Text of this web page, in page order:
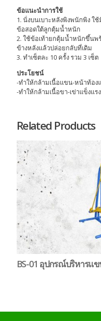
ข้อแนะนำการใช้
1. นั่งบนเบาะหลังพิงพนักพิง ใ
ข้อสอดใต้ลูกตุ้มน้ำหนัก
2. ใช้ข้อเท้ายกตุ้มน้ำหนักขึ้นพ
ข้างหลังแล้วปล่อยกลับที่เดิม
3. ทำเซ็ตละ 10 ครั้ง รวม 3 เซ็ต
ประโยชน์
-ทำให้กล้ามเนื้อแขน-หน้าท้อง
-ทำให้กล้ามเนื้อขา-เข่าแข็งแรง
Related Products
BS-01 อุปกรณ์บริหารแ